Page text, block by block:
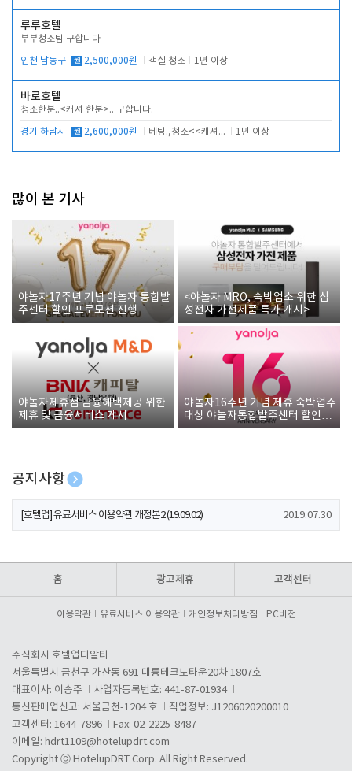
루루호텔
부부청소팀 구합니다
인천 남동구 월 2,500,000원 객실 청소 1년 이상
바로호텔
청소한분..<캐셔 한분>.. 구합니다.
경기 하남시 월 2,600,000원 베팅.,청소<<캐셔 모셔봅니다. 1년 이상
많이 본 기사
야놀자17주년 기념 야놀자 통합발
주센터 할인 프로모션 진행
<야놀자 MRO, 숙박업소 위한 삼
성전자 가전제품 특가 개시>
야놀자제휴점 금융혜택제공 위한
제휴 및 금융서비스 게시
야놀자16주년 기념 제휴 숙박업주
대상 야놀자통합발주센터 할인쿠
폰 증정
공지사항
[호텔업] 개인정보 처리방침 개정본1 (19.09.02)
[호텔업] 유료서비스 이용약관 개정본2 (19.09.02) 2019.07.30
홈 광고제휴 고객센터
이용약관 유료서비스 이용약관 개인정보처리방침 PC버전
주식회사 호텔업디알티
서울특별시 금천구 가산동 691 대륭테크노타운20차 1807호
대표이사: 이송주
사업자등록번호: 441-87-01934
통신판매업신고: 서울금천-1204 호
직업정보: J1206020200010
고객센터: 1644-7896
Fax: 02-2225-8487
이메일: hdrt1109@hotelupdrt.com
Copyright ⓒ HotelupDRT Corp. All Right Reserved.